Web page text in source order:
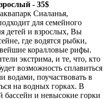
- 35$
Сиаланья,
для семейного
детей и взрослых, Вы
где водятся рыбки,
коралловые рифы.
экстрима, и те, что, кто
возможность сплавиться
водами, поучаствовать в
на водных горках. В
бассейн и невысокие горки